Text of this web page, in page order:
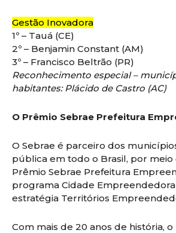
Gestão Inovadora
1º – Tauá (CE)
2º – Benjamin Constant (AM)
3º – Francisco Beltrão (PR)
Reconhecimento especial –
habitantes: Plácido de Castro (AC)
O Prêmio Sebrae Prefeitura
O Sebrae é parceiro dos
pública em todo o Brasil, por meio
Prêmio Sebrae Prefeitura
programa Cidade
estratégia Territórios
Com mais de 20 anos de história, o